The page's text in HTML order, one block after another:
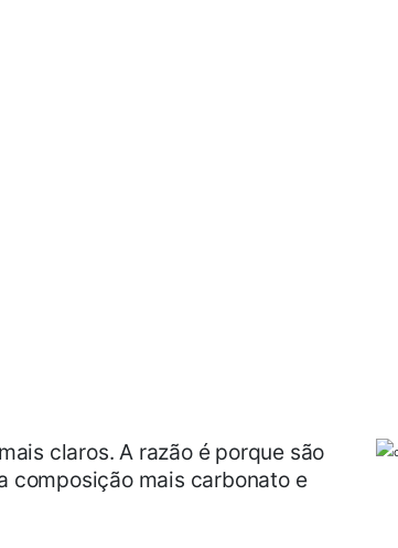
claros. A razão é porque são
composição mais carbonato e